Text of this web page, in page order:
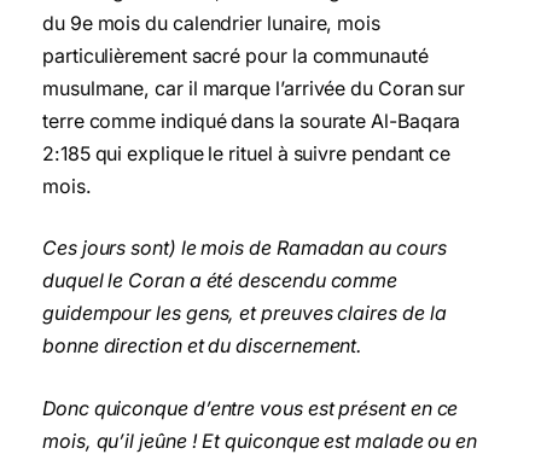
du 9e mois du calendrier lunaire, mois
particulièrement sacré pour la communauté
musulmane, car il marque l’arrivée du Coran sur
terre comme indiqué dans la sourate Al-Baqara
2:185 qui explique le rituel à suivre pendant ce
mois.
Ces jours sont) le mois de Ramadan au cours
duquel le Coran a été descendu comme
guidempour les gens, et preuves claires de la
bonne direction et du discernement.
Donc quiconqued’entre vous est présent en ce
mois, qu’il jeûne ! Et quiconque est malade ou en